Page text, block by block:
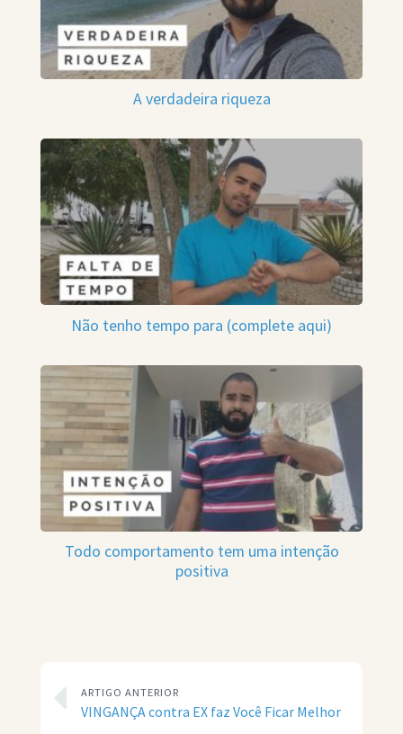
A verdadeira riqueza
Não tenho tempo para (complete aqui)
Todo comportamento tem uma intenção
positiva
ARTIGO ANTERIOR
VINGANÇA contra EX faz Você Ficar Melhor